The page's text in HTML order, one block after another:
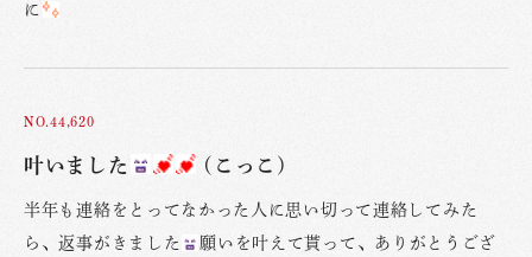
に
NO.44,620
叶いました (こっこ)
半年も連絡をとってなかった人に思い切って連絡してみた
ら、返事がきました
願いを叶えて貰って、ありがとうござ